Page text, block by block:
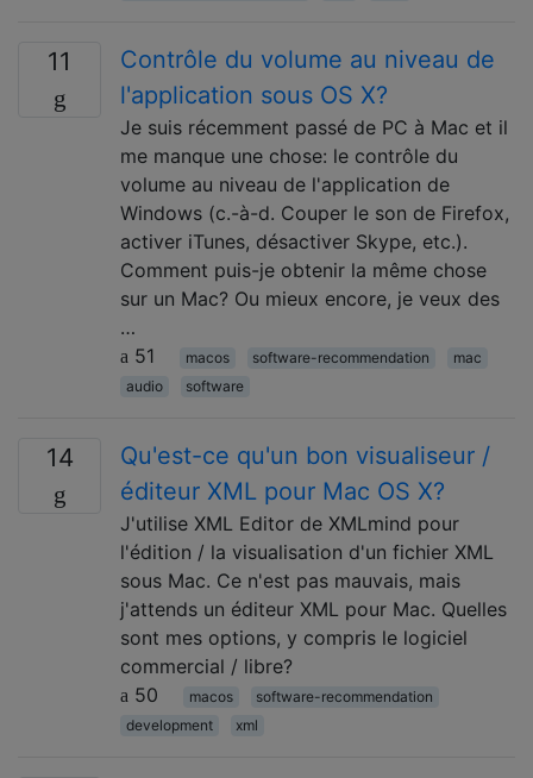
11
Contrôle du volume au niveau de
l'application sous OS X?
Je suis récemment passé de PC à Mac et il
me manque une chose: le contrôle du
volume au niveau de l'application de
Windows (c.-à-d. Couper le son de Firefox,
activer iTunes, désactiver Skype, etc.).
Comment puis-je obtenir la même chose
sur un Mac? Ou mieux encore, je veux des
…
51
macos software-recommendation
mac
audio
software
14
Qu'est-ce qu'un bon visualiseur /
éditeur XML pour Mac OS X?
J'utilise XML Editor de XMLmind pour
l'édition / la visualisation d'un fichier XML
sous Mac. Ce n'est pas mauvais, mais
j'attends un éditeur XML pour Mac. Quelles
sont mes options, y compris le logiciel
commercial / libre?
50
macos
software-recommendation
development
xml